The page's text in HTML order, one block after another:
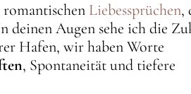
Liebessprüchen,
deinen Augen sehe ich die
Hafen, wir haben Worte
, Spontaneität und tiefere